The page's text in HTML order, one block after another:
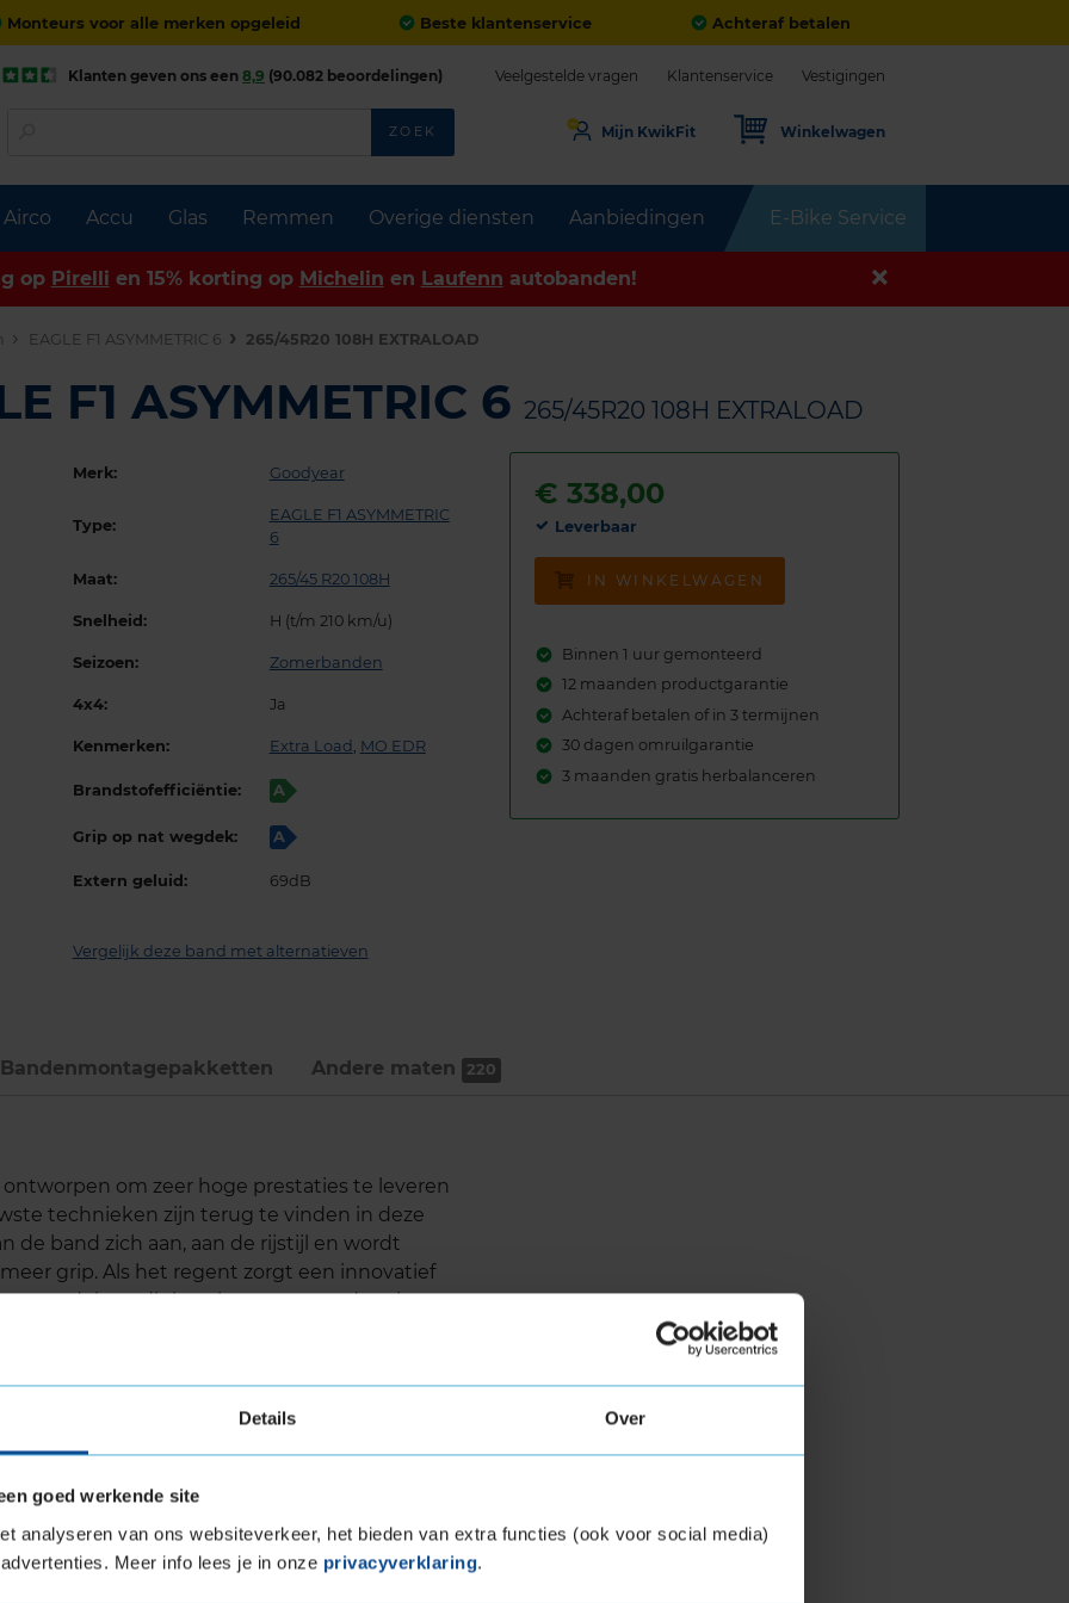
Details Over
goed werkende site
analyseren van ons websiteverkeer, het bieden van extra functies (ook voor social media)
Meer info lees je in onze privacyverklaring.
Monteurs voor alle merken opgeleid Beste klantenservice Achteraf betalen
Airco Accu Glas Remmen Overige diensten Aanbiedingen E-Bike Service
Klanten geven ons een 8,9 (90.082 beoordelingen) Veelgestelde vragen Klantenservice Vestigingen
ZOEK Mijn KwikFit Winkelwagen
op Pirelli en 15% korting op Michelin en Laufenn autobanden!
EAGLE F1 ASYMMETRIC 6 265/45R20 108H EXTRALOAD
F1 ASYMMETRIC 6 265/45R20 108H EXTRALOAD
Merk: Goodyear
Type:
EAGLE F1 ASYMMETRIC
6
Maat: 265/45 R20 108H
Snelheid: H (t/m 210 km/u)
Seizoen: Zomerbanden
4x4: Ja
Kenmerken: Extra Load , MO EDR
Brandstofefficiëntie: A
Grip op nat wegdek: A
Extern geluid: 69dB
Vergelijk deze band met alternatieven
€338,00
Leverbaar
IN WINKELWAGEN
Binnen 1 uur gemonteerd
12 maanden productgarantie
Achteraf betalen of in 3 termijnen
30 dagen omruilgarantie
3 maanden gratis herbalanceren
Bandenmontage­pakketten Andere maten 220
ontworpen om zeer hoge prestaties te leveren
technieken zijn terug te vinden in deze
de band zich aan, aan de rijstijl en wordt
grip. Als het regent zorgt een innovatief
wegdek en dit betekent een goede grip op
zorgt voor een lagere
de band is vermindert. Daarom is deze band